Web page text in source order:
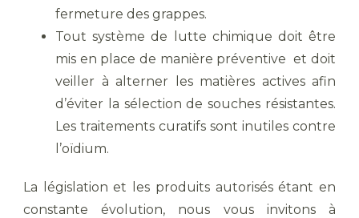
fermeture des grappes.
Tout système de lutte chimique doit être
mis en place de manière préventive et doit
veiller à alterner les matières actives afin
d’éviter la sélection de souches résistantes.
Les traitements curatifs sont inutiles contre
l’oïdium.
La législation et les produits autorisés étant en
constante évolution, nous vous invitons à